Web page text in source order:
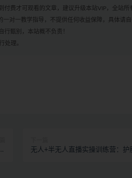
费才可观看的文章，建议升级本站VIP，全站所
对一教学指导，不提供任何收益保障，具体请
行甄别，本站概不负责！
处理。
无人+半无人直播实操训练营：